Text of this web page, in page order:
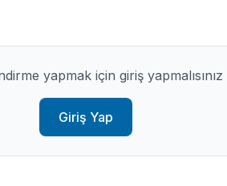
yapmak için giriş yapmalısınız
Giriş Yap